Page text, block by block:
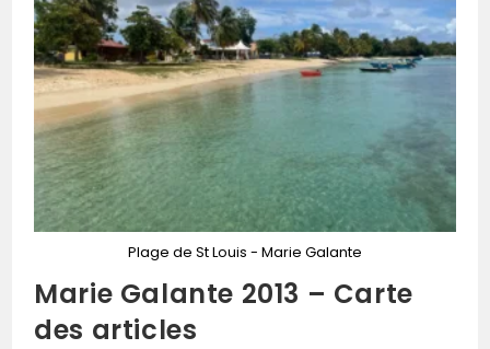
Plage de St Louis - Marie Galante
Marie Galante 2013 – Carte
des articles